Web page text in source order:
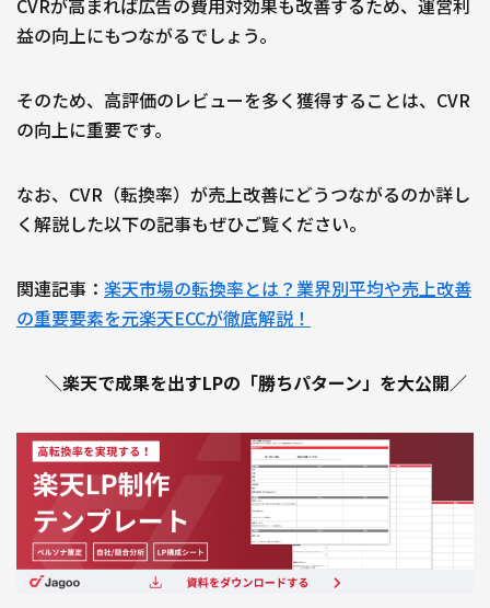
CVRが高まれば広告の費用対効果も改善するため、運営利
益の向上にもつながるでしょう。
そのため、高評価のレビューを多く獲得することは、CVR
の向上に重要です。
なお、CVR（転換率）が売上改善にどうつながるのか詳し
く解説した以下の記事もぜひご覧ください。
関連記事： 楽天市場の転換率とは？業界別平均や売上改善
の重要要素を元楽天ECCが徹底解説！
＼楽天で成果を出すLPの「勝ちパターン」を大公開／